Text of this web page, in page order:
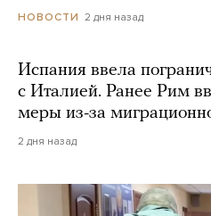
НОВОСТИ 2 дня назад
Испания ввела
с Италией. Ранее Рим
меры из-за
2 дня назад